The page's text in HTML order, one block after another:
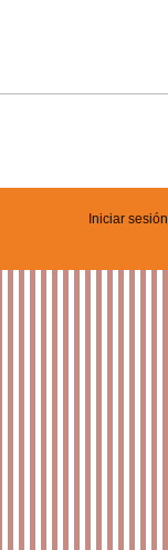
Iniciar sesión